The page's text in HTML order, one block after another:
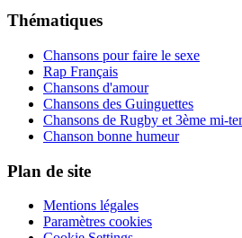
Thématiques
Chansons pour faire le sexe
Rap Français
Chansons d'amour
Chansons des Guinguettes
Chansons de Rugby et 3ème mi-
Chanson bonne humeur
Plan de site
Mentions légales
Paramètres cookies